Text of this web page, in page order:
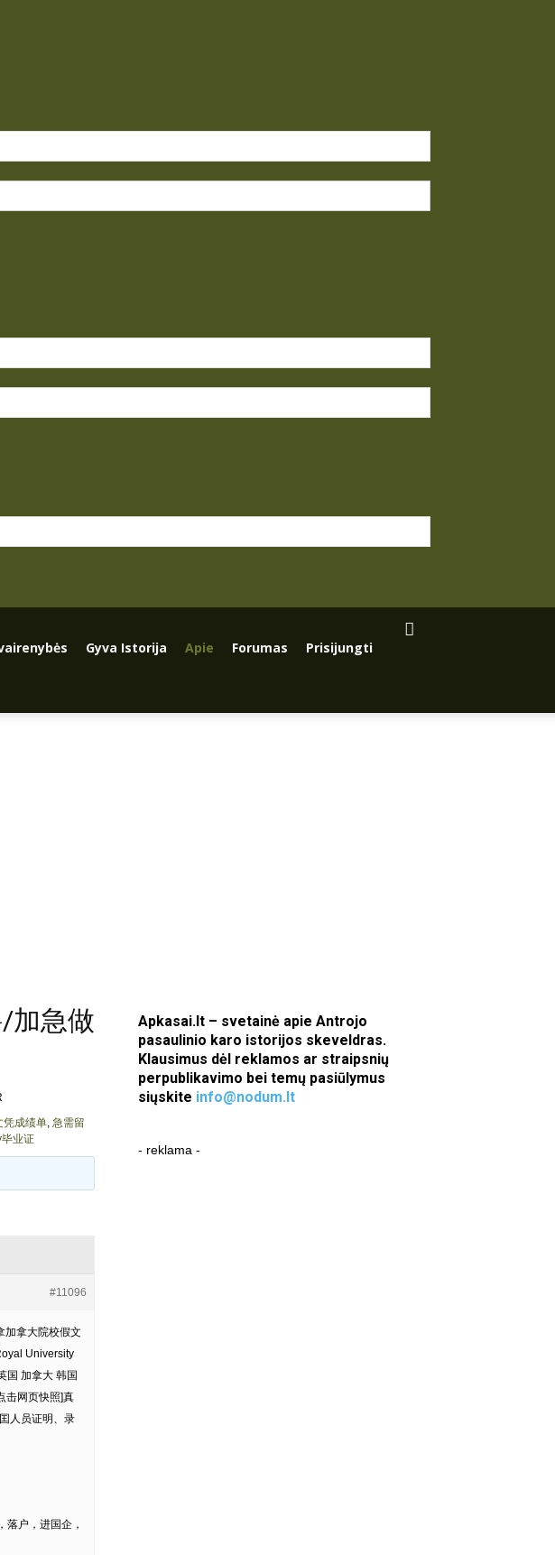
Gyva Istorija Apie Forumas Prisijungti
加急做
凭成绩单, 急需留
业证
#11096
加拿大院校假文
University
国 加拿大 韩国
击网页快照]真
人员证明、录
户，进国企，
Apkasai.lt – svetainė apie Antrojo
pasaulinio karo istorijos skeveldras.
Klausimus dėl reklamos ar straipsnių
perpublikavimo bei temų pasiūlymus
siųskite info@nodum.lt
- reklama -